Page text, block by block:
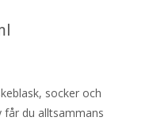
socker och
får du alltsammans